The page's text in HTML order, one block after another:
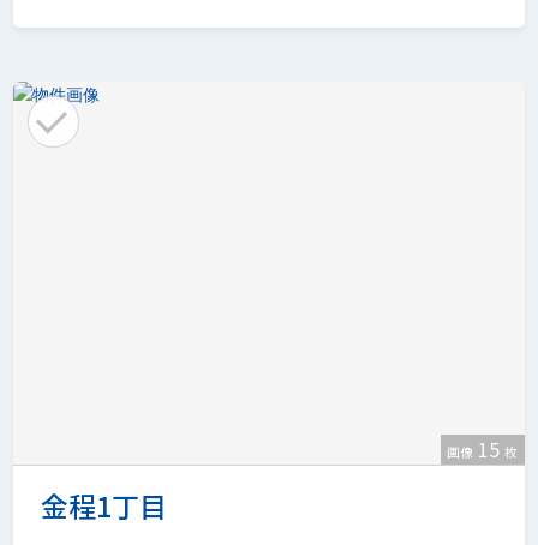
金程1丁目
画像 15 枚